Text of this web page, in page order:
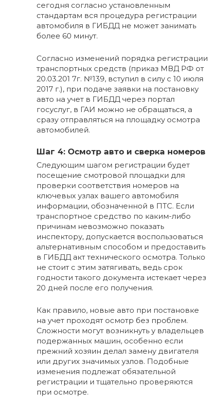
сегодня согласно установленным
стандартам вся процедура регистрации
автомобиля в ГИБДД не может занимать
более 60 минут.
Согласно изменений порядка регистрации
транспортных средств (приказ МВД РФ от
20.03.201 7г. №139, вступил в силу с 10 июля
2017 г.), при подаче заявки на постановку
авто на учет в ГИБДД через портал
госуслуг, в ГАИ можно не обращаться, а
сразу отправляться на площадку осмотра
автомобилей.
Шаг 4: Осмотр авто и сверка номеров
Следующим шагом регистрации будет
посещение смотровой площадки для
проверки соответствия номеров на
ключевых узлах вашего автомобиля
информации, обозначенной в ПТС. Если
транспортное средство по каким-либо
причинам невозможно показать
инспектору, допускается воспользоваться
альтернативным способом и предоставить
в ГИБДД акт технического осмотра. Только
не стоит с этим затягивать, ведь срок
годности такого документа истекает через
20 дней после его получения.
Как правило, новые авто при постановке
на учет проходят осмотр без проблем.
Сложности могут возникнуть у владельцев
подержанных машин, особенно если
прежний хозяин делал замену двигателя
или других значимых узлов. Подобные
изменения подлежат обязательной
регистрации и тщательно проверяются
при осмотре.